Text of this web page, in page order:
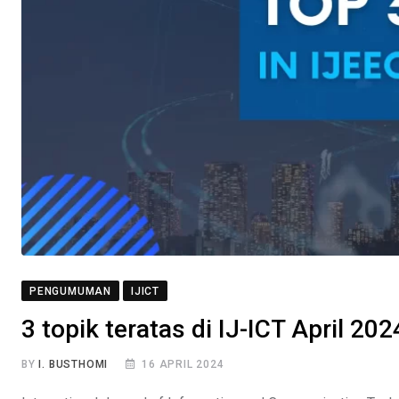
PENGUMUMAN IJICT
3 topik teratas di IJ-ICT April
BY I. BUSTHOMI 16 APRIL 2024